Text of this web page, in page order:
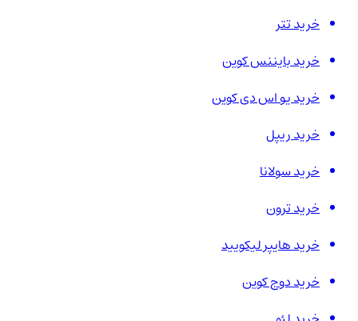
خرید تتر
خرید بایننس کوین
خرید یو اس دی کوین
خرید ریپل
خرید سولانا
خرید ترون
خرید هایپر لیکویید
خرید دوج کوین